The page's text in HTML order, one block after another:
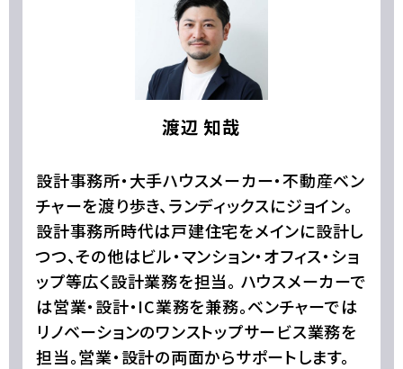
渡辺 知哉
設計事務所・大手ハウスメーカー・不動産ベン
チャーを渡り歩き、ランディックスにジョイン。
設計事務所時代は戸建住宅をメインに設計し
つつ、その他はビル・マンション・オフィス・ショ
ップ等広く設計業務を担当。 ハウスメーカーで
は営業・設計・IC業務を兼務。ベンチャーでは
リノベーションのワンストップサービス業務を
担当。営業・設計の両面からサポートします。